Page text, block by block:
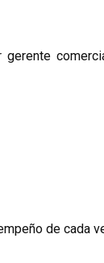
de cada